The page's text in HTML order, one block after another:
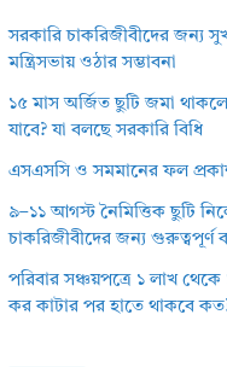
সরকারি চাকরিজীবীদের জন্য
মন্ত্রিসভায় ওঠার সম্ভাবনা
১৫ মাস অর্জিত ছুটি জমা
যাবে? যা বলছে সরকারি বিধি
এসএসসি ও সমমানের ফল
৯–১১ আগস্ট নৈমিত্তিক ছুটি
চাকরিজীবীদের জন্য গুরুত্বপূর্ণ
পরিবার সঞ্চয়পত্রে ১ লাখ
কর কাটার পর হাতে থাকবে